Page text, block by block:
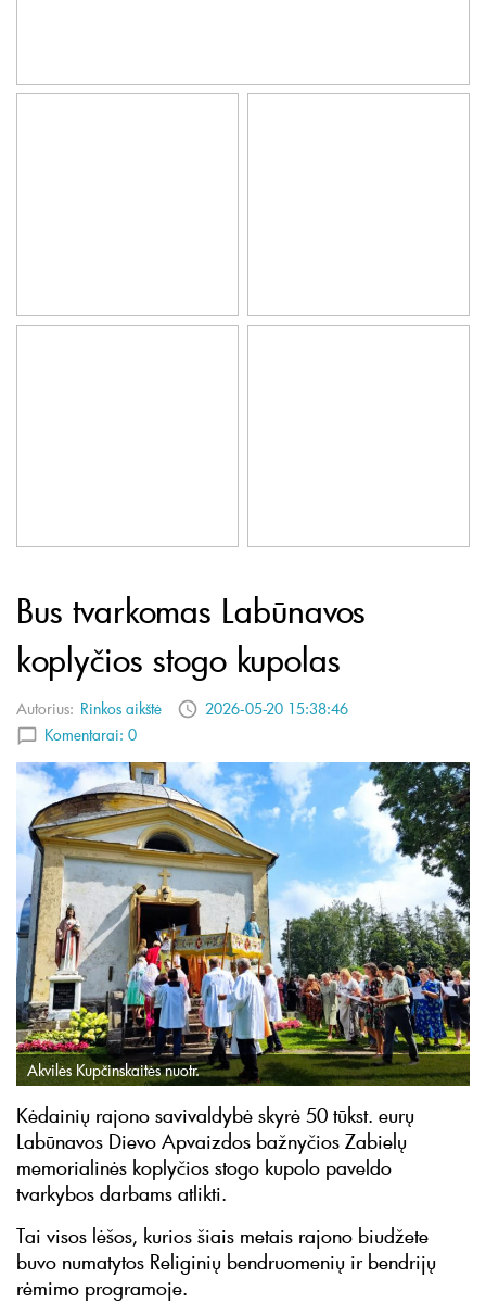
Bus tvarkomas Labūnavos
koplyčios stogo kupolas
Autorius: Rinkos aikštė
2026-05-20 15:38:46
Komentarai: 0
Akvilės Kupčinskaitės nuotr.
Kėdainių rajono savivaldybė skyrė 50 tūkst. eurų
Labūnavos Dievo Apvaizdos bažnyčios Zabielų
memorialinės koplyčios stogo kupolo paveldo
tvarkybos darbams atlikti.
Tai visos lėšos, kurios šiais metais rajono biudžete
buvo numatytos Religinių bendruomenių ir bendrijų
rėmimo programoje.